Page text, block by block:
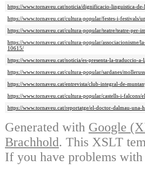
https://www.tornaveu.cat/noticia/dignificacio-linguistica-
https://www.tornaveu.cat/cultura-popular/festes-i-festivals/
https://www.tornaveu.cat/cultura-popular/teatre/teatre-per-
https://www.tornaveu.cat/cultura-popular/
10615/
https://www.tornaveu.cat/noticia/es-presenta-la-traduccio-
https://www.tornaveu.cat/cultura-popular/sardanes/
https://www.tornaveu.cat/entrevista/club-integral-de-
https://www.tornaveu.cat/cultura-popular/castells-i-
https://www.tornaveu.cat/reportatge/el-doctor-dalmau-una-
Generated with Google
Brachhold. This XSLT
If you have problems